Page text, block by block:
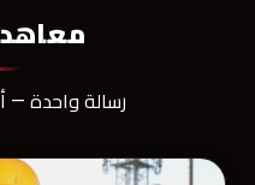
رسالة واحدة —